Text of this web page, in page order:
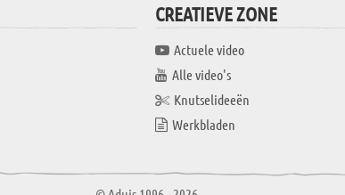
CREATIEVE ZONE
Actuele video
Alle video's
Knutselideeën
Werkbladen